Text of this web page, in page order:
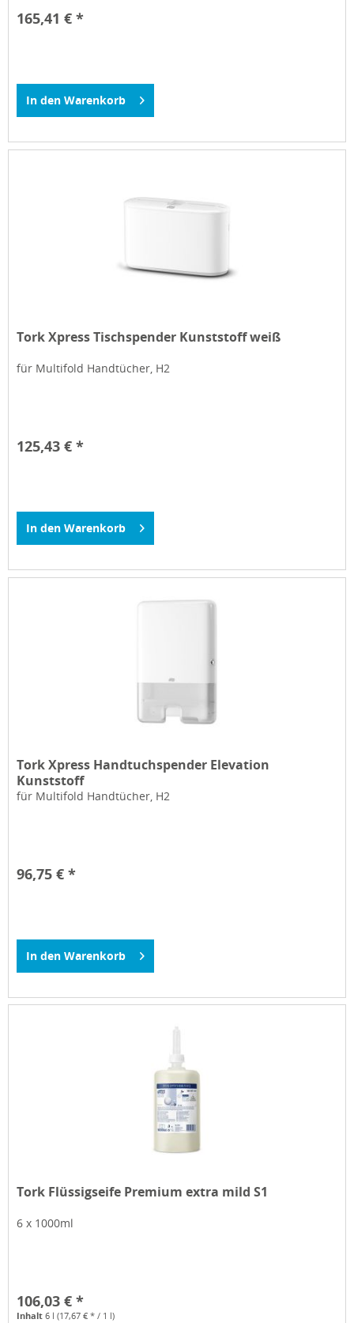
165,41 € *
In den Warenkorb
Tork Xpress Tischspender Kunststoff weiß
für Multifold Handtücher, H2
125,43 € *
In den Warenkorb
Tork Xpress Handtuchspender Elevation
Kunststoff
für Multifold Handtücher, H2
96,75 € *
In den Warenkorb
Tork Flüssigseife Premium extra mild S1
6 x 1000ml
106,03 € *
Inhalt6 l(17,67 € * / 1 l)